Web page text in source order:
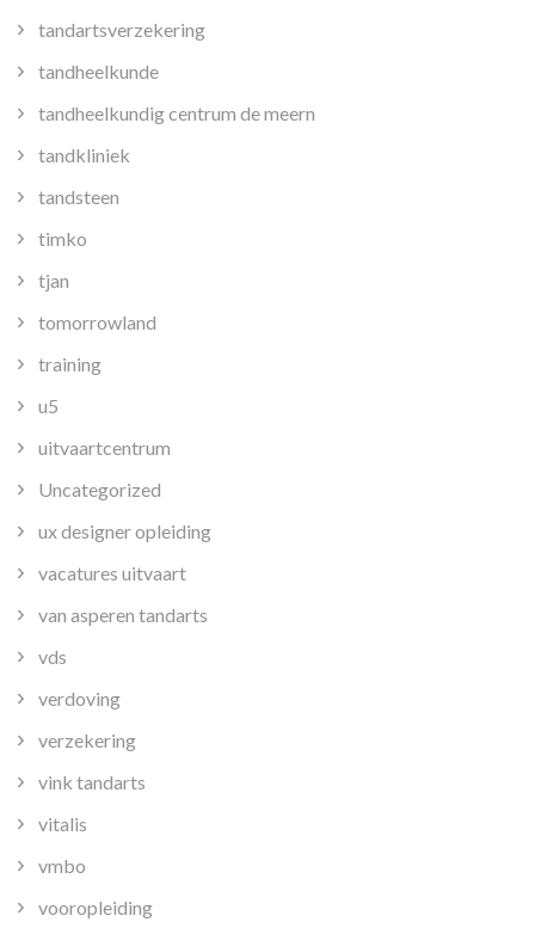
tandartsverzekering
tandheelkunde
tandheelkundig centrum de meern
tandkliniek
tandsteen
timko
tjan
tomorrowland
training
u5
uitvaartcentrum
Uncategorized
ux designer opleiding
vacatures uitvaart
van asperen tandarts
vds
verdoving
verzekering
vink tandarts
vitalis
vmbo
vooropleiding